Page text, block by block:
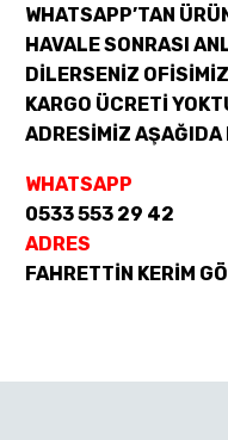
WHATSAPP’TAN
HAVALE SONRASI
DİLERSENİZ
KARGO ÜCRETİ
ADRESİMİZ
WHATSAPP
0533 553 29 42
ADRES
FAHRETTİN KERİM